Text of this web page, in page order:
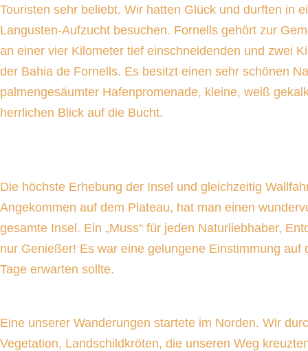
Touristen sehr beliebt. Wir hatten Glück und durften in
Langusten-Aufzucht besuchen. Fornells gehört zur
an einer vier Kilometer tief einschneidenden und zwei
der Bahia de Fornells. Es besitzt einen sehr schönen
palmengesäumter Hafenpromenade, kleine, weiß
herrlichen Blick auf die Bucht.
Die höchste Erhebung der Insel und gleichzeitig
Angekommen auf dem Plateau, hat man einen
gesamte Insel. Ein „Muss“ für jeden Naturliebhaber,
nur Genießer! Es war eine gelungene Einstimmung auf
Tage erwarten sollte.
Eine unserer Wanderungen startete im Norden. Wir
Vegetation, Landschildkröten, die unseren Weg